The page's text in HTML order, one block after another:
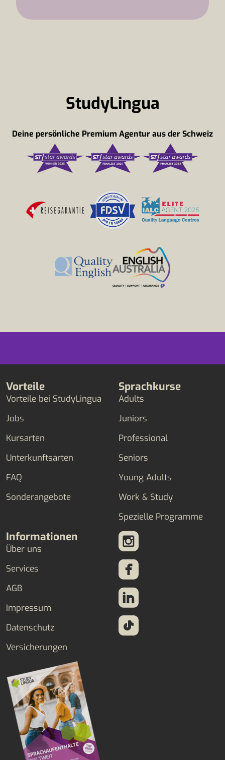
StudyLingua
Deine persönliche Premium Agentur aus der Schweiz
Vorteile
Vorteile bei StudyLingua
Jobs
Kursarten
Unterkunftsarten
FAQ
Sonderangebote
Sprachkurse
Adults
Juniors
Professional
Seniors
Young Adults
Work & Study
Spezielle Programme
Informationen
Über uns
Services
AGB
Impressum
Datenschutz
Versicherungen